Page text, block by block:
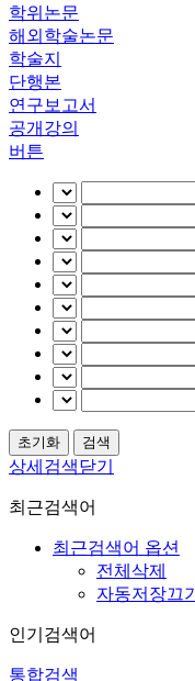
학위논문
해외학술논문
학술지
단행본
연구보고서
공개강의
버튼
상세검색닫기
최근검색어
최근검색어 옵션
전체삭제
자동저장끄기
인기검색어
통합검색